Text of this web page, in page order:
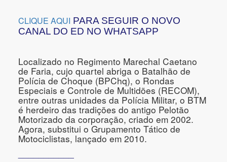
CLIQUE AQUI PARA SEGUIR O NOVO
CANAL DO ED NO WHATSAPP
Localizado no Regimento Marechal Caetano
de Faria, cujo quartel abriga o Batalhão de
Polícia de Choque (BPChq), o Rondas
Especiais e Controle de Multidões (RECOM),
entre outras unidades da Polícia Militar, o BTM
é herdeiro das tradições do antigo Pelotão
Motorizado da corporação, criado em 2002.
Agora, substitui o Grupamento Tático de
Motociclistas, lançado em 2010.